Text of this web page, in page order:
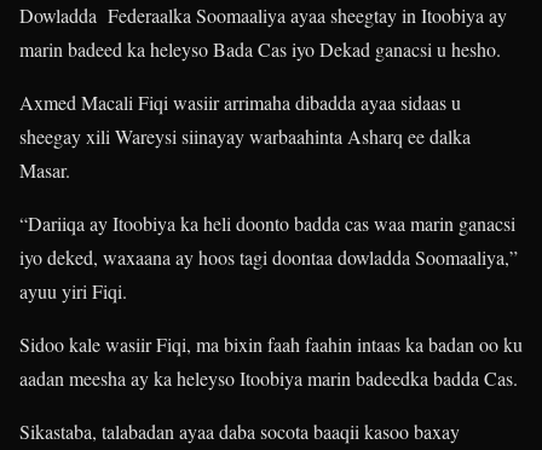
Dowladda Federaalka Soomaaliya ayaa sheegtay in Itoobiya ay
marin badeed ka heleyso Bada Cas iyo Dekad ganacsi u hesho.
Axmed Macali Fiqi wasiir arrimaha dibadda ayaa sidaas u
sheegay xili Wareysi siinayay warbaahinta Asharq ee dalka
Masar.
“Dariiqa ay Itoobiya ka heli doonto badda cas waa marin ganacsi
iyo deked, waxaana ay hoos tagi doontaa dowladda Soomaaliya,”
ayuu yiri Fiqi.
Sidoo kale wasiir Fiqi, ma bixin faah faahin intaas ka badan oo ku
aadan meesha ay ka heleyso Itoobiya marin badeedka badda Cas.
Sikastaba, talabadan ayaa daba socota baaqii kasoo baxay